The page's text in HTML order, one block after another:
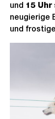
und 15 Uhr
neugierige
und